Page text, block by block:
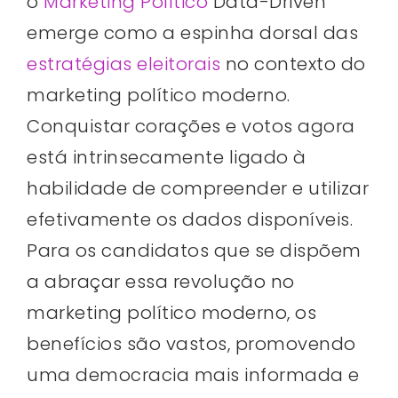
emerge como a espinha dorsal das
estratégias eleitorais no contexto do
marketing político moderno.
Conquistar corações e votos agora
está intrinsecamente ligado à
habilidade de compreender e utilizar
efetivamente os dados disponíveis.
Para os candidatos que se dispõem
a abraçar essa revolução no
marketing político moderno, os
benefícios são vastos, promovendo
uma democracia mais informada e